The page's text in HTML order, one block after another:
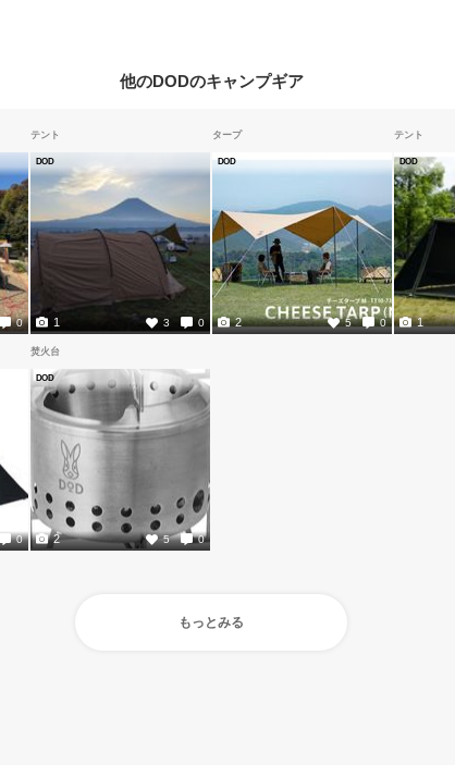
他のDODのキャンプギア
0
テント
DOD
3 0
1
タープ
DOD
5 0
2
テント
DOD
1
0
焚火台
DOD
5 0
2
もっとみる